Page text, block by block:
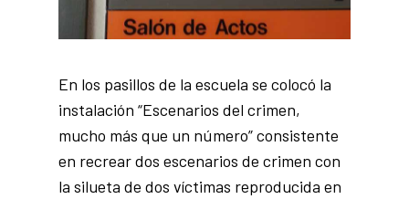
En los pasillos de la escuela se colocó la
instalación “Escenarios del crimen,
mucho más que un número” consistente
en recrear dos escenarios de crimen con
la silueta de dos víctimas reproducida en